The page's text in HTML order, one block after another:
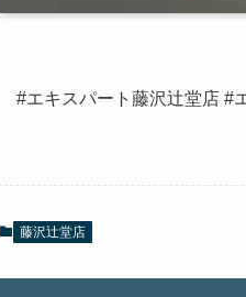
#エキスパート藤沢辻堂店 #
藤沢辻堂店